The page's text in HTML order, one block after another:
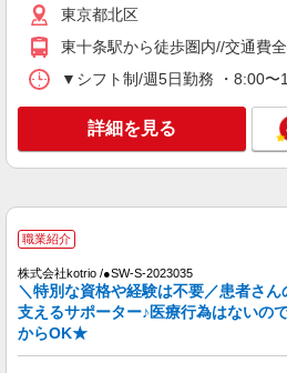
キープ
株式会社kotrio /●SW-S-2078250
住宅型有料老人ホ
ても問題なし◎
キープ
東京都北区
東十条駅から徒歩圏内//交通費
▼シフト制/週5日勤務 ・8:00
詳細を見る
職業紹介
株式会社kotrio /●SW-S-2023035
＼特別な資格や経験は不要／患者さん
支えるサポーター♪医療行為はないの
からOK★